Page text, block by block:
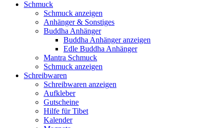
Schmuck
Schmuck anzeigen
Anhänger & Sonstiges
Buddha Anhänger
Buddha Anhänger anzeigen
Edle Buddha Anhänger
Mantra Schmuck
Schmuck anzeigen
Schreibwaren
Schreibwaren anzeigen
Aufkleber
Gutscheine
Hilfe für Tibet
Kalender